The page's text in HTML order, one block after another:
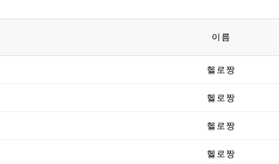
이름
헬로짱
헬로짱
헬로짱
헬로짱